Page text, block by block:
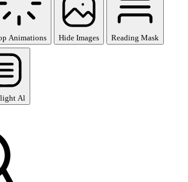
Animations Hide Images Reading Mask
Al